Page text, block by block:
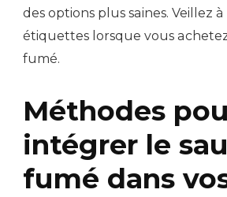
des options plus saines. Veillez
étiquettes lorsque vous
fumé.
Méthodes
intégrer le
fumé dans